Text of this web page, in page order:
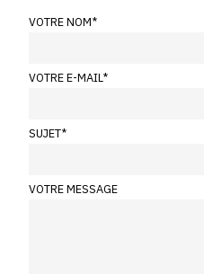
VOTRE NOM*
VOTRE E-MAIL*
SUJET*
VOTRE MESSAGE